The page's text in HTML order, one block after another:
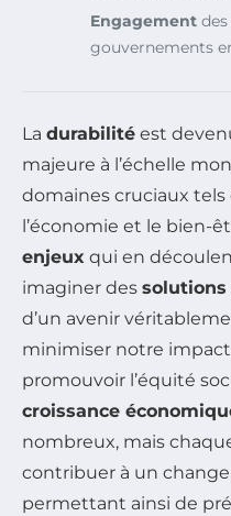
Engagement
gouvernements
La durabilité est
majeure à l’échelle
domaines cruciaux
l’économie et le bien-
enjeux qui en
imaginer des solutions
d’un avenir
minimiser notre
promouvoir l’équité
croissance
nombreux, mais
contribuer à un
permettant ainsi de